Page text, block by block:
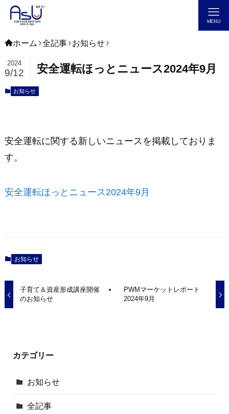
MENU
ホーム 全記事 お知らせ
安全運転ほっとニュース2024年9月
2024
9/12
お知らせ
安全運転に関する新しいニュースを掲載しておりま
す。
安全運転ほっとニュース2024年9月
お知らせ
子育て＆資産形成講座開催
のお知らせ
PWMマーケットレポート
2024年9月
カテゴリー
お知らせ
全記事